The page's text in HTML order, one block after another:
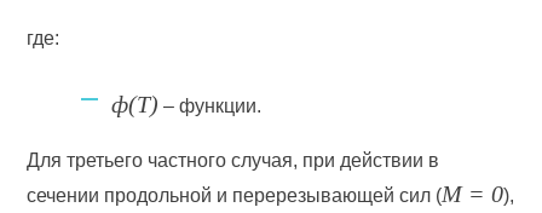
где:
ф(Т) – функции.
Для третьего частного случая, при действии в
сечении продольной и перерезывающей сил (М = 0),